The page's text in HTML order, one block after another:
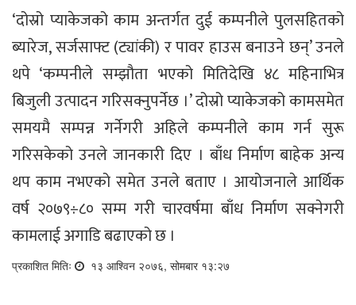
‘दोस्रो प्याकेजको काम अन्तर्गत दुई कम्पनीले पुलसहितको
ब्यारेज, सर्जसाफ्ट (ट्यांकी) र पावर हाउस बनाउने छन्’ उनले
थपे ‘कम्पनीले सम्झौता भएको मितिदेखि ४८ महिनाभित्र
बिजुली उत्पादन गरिसक्नुपर्नेछ ।’ दोस्रो प्याकेजको कामसमेत
समयमै सम्पन्न गर्नेगरी अहिले कम्पनीले काम गर्न सुरू
गरिसकेको उनले जानकारी दिए । बाँध निर्माण बाहेक अन्य
थप काम नभएको समेत उनले बताए । आयोजनाले आर्थिक
वर्ष २०७९÷८० सम्म गरी चारवर्षमा बाँध निर्माण सक्नेगरी
कामलाई अगाडि बढाएको छ ।
प्रकाशित मितिः १३ आश्विन २०७६, सोमबार १३:२७